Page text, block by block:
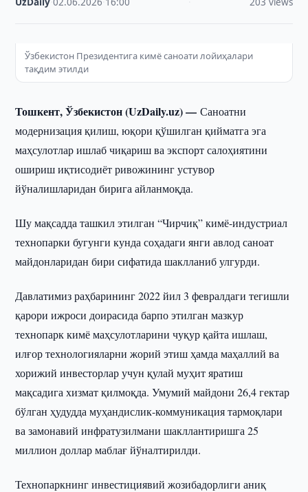
Ўзбекистон Президентига кимё саноати лойиҳалари
тақдим этилди
Тошкент, Ўзбекистон (UzDaily.uz) —Саноатни
модернизация қилиш, юқори қўшилган қийматга эга
маҳсулотлар ишлаб чиқариш ва экспорт салоҳиятини
ошириш иқтисодиёт ривожининг устувор
йўналишларидан бирига айланмоқда.
Шу мақсадда ташкил этилган “Чирчиқ” кимё-индустриал
технопарки бугунги кунда соҳадаги янги авлод саноат
майдонларидан бири сифатида шаклланиб улгурди.
Давлатимиз раҳбарининг 2022 йил 3 февралдаги тегишли
қарори ижроси доирасида барпо этилган мазкур
технопарк кимё маҳсулотларини чуқур қайта ишлаш,
илғор технологияларни жорий этиш ҳамда маҳаллий ва
хорижий инвесторлар учун қулай муҳит яратиш
мақсадига хизмат қилмоқда. Умумий майдони 26,4 гектар
бўлган ҳудудда муҳандислик-коммуникация тармоқлари
ва замонавий инфратузилмани шакллантиришга 25
миллион доллар маблағ йўналтирилди.
Технопаркнинг инвестициявий жозибадорлиги аниқ